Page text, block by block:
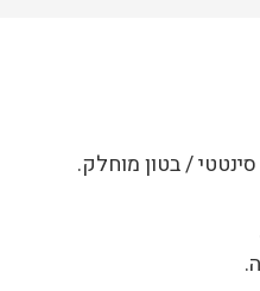
/ בטון מוחלק.